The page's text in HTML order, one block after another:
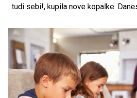
tudi sebi!, kupila nove kopalke.
odvečne dlačice po telesu.